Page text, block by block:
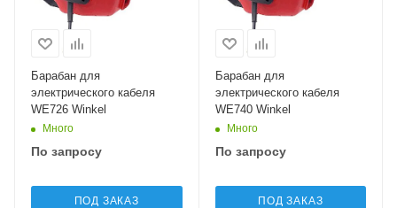
Барабан для
электрического кабеля
WE726 Winkel
Много
По запросу
ПОД ЗАКАЗ
Барабан для
электрического кабеля
WE740 Winkel
Много
По запросу
ПОД ЗАКАЗ